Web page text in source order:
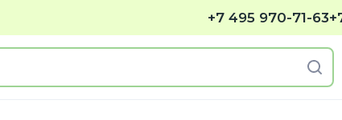
+7 495 970-71-63